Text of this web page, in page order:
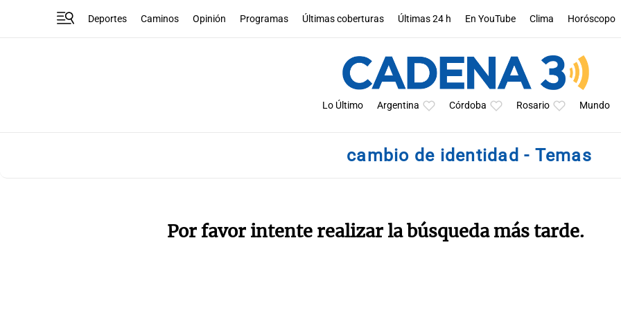
Deportes Caminos Opinión Programas Últimas coberturas Últimas 24 h En YouTube Clima Horóscopo
Lo Último Argentina Córdoba Rosario Mundo
cambio de identidad - Temas
Por favor intente realizar la búsqueda más tarde.